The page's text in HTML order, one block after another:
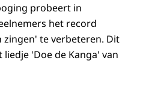
probeert in
het record
zingen' te verbeteren. Dit
'Doe de Kanga' van